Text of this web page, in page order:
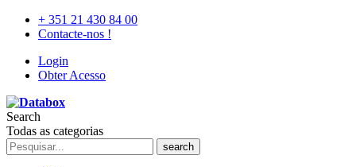
+ 351 21 430 84 00
Contacte-nos !
Login
Obter Acesso
Search
Todas as categorias
search